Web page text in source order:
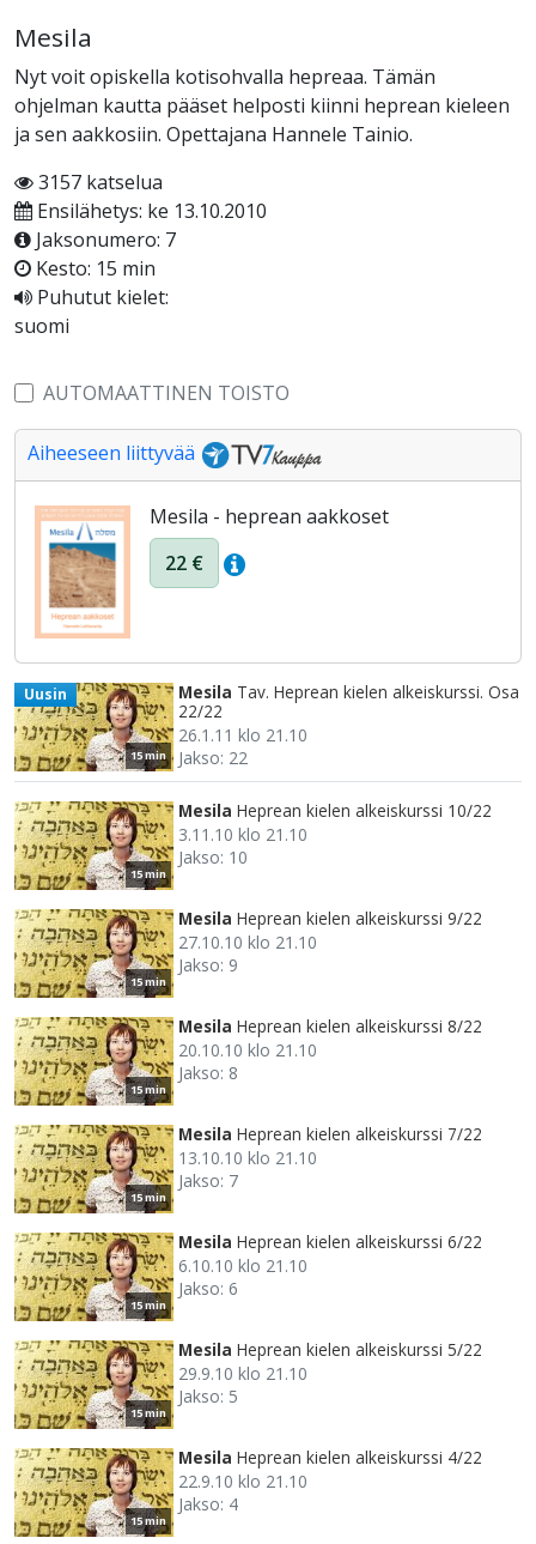
Mesila
Nyt voit opiskella kotisohvalla hepreaa. Tämän
ohjelman kautta pääset helposti kiinni heprean kieleen
ja sen aakkosiin. Opettajana Hannele Tainio.
3157 katselua
Ensilähetys: ke 13.10.2010
Jaksonumero: 7
Kesto: 15 min
Puhutut kielet:
suomi
AUTOMAATTINEN TOISTO
Aiheeseen liittyvää
Mesila - heprean aakkoset
22 €
15 min
Uusin Mesila Tav. Heprean kielen alkeiskurssi. Osa
22/22
26.1.11 klo 21.10
Jakso: 22
15 min
Mesila Heprean kielen alkeiskurssi 10/22
3.11.10 klo 21.10
Jakso: 10
15 min
Mesila Heprean kielen alkeiskurssi 9/22
27.10.10 klo 21.10
Jakso: 9
15 min
Mesila Heprean kielen alkeiskurssi 8/22
20.10.10 klo 21.10
Jakso: 8
15 min
Mesila Heprean kielen alkeiskurssi 7/22
13.10.10 klo 21.10
Jakso: 7
15 min
Mesila Heprean kielen alkeiskurssi 6/22
6.10.10 klo 21.10
Jakso: 6
15 min
Mesila Heprean kielen alkeiskurssi 5/22
29.9.10 klo 21.10
Jakso: 5
15 min
Mesila Heprean kielen alkeiskurssi 4/22
22.9.10 klo 21.10
Jakso: 4